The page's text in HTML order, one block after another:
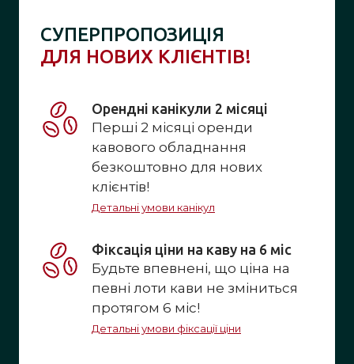
СУПЕРПРОПОЗИЦІЯ
ДЛЯ НОВИХ КЛІЄНТІВ!
Орендні канікули 2 місяці
Перші 2 місяці оренди
кавового обладнання
безкоштовно для нових
клієнтів!
Детальні умови канікул
Фіксація ціни на каву на 6 міс
Будьте впевнені, що ціна на
певні лоти кави не зміниться
протягом 6 міс!
Детальні умови фіксації ціни